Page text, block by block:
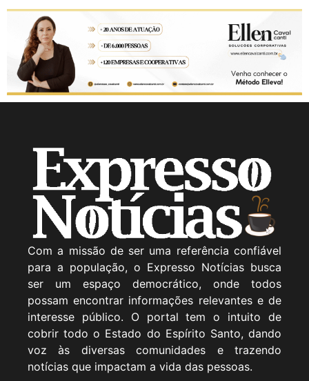
Com a missão de ser uma referência confiável
para a população, o Expresso Notícias busca
ser um espaço democrático, onde todos
possam encontrar informações relevantes e de
interesse público. O portal tem o intuito de
cobrir todo o Estado do Espírito Santo, dando
voz às diversas comunidades e trazendo
notícias que impactam a vida das pessoas.